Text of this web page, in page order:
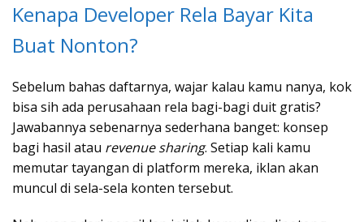
Kenapa Developer Rela Bayar Kita
Buat Nonton?
Sebelum bahas daftarnya, wajar kalau kamu nanya, kok
bisa sih ada perusahaan rela bagi-bagi duit gratis?
Jawabannya sebenarnya sederhana banget: konsep
bagi hasil atau revenue sharing. Setiap kali kamu
memutar tayangan di platform mereka, iklan akan
muncul di sela-sela konten tersebut.